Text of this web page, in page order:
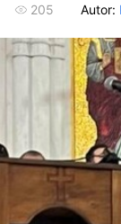
205 Autor: